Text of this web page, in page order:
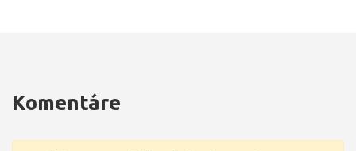
Komentáre